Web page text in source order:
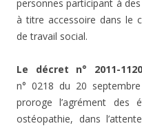
personnes participant à
à titre accessoire dans le
de travail social.
Le décret n° 2011-
n° 0218 du 20
proroge l’agrément des
ostéopathie, dans